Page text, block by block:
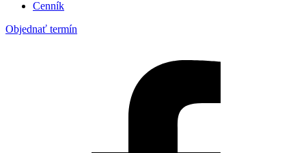
Cenník
Objednať termín